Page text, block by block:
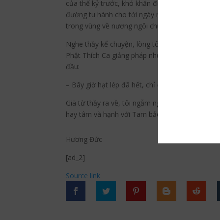
của thế kỷ trước, khó khăn đủ chuyện nhưng
đường tu hành cho tới ngày nay. Được Tam
trong vùng về nương ngôi chùa này tu học,
Nghe thầy kể chuyện, lòng tôi xúc động lạ
Phật Thích Ca giảng pháp nhưng cả ba lần
đầu:
– Bây giờ hạt lép đã hết, chỉ còn những hạt
Giã từ thầy ra về, tôi ngẫm nghĩ: Đến với Phật
hay tâm và hạnh với Tam bảo nặng sâu, nếu
Hương Đức
[ad_2]
Source link